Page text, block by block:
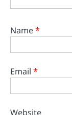
Name*
Email *
Website